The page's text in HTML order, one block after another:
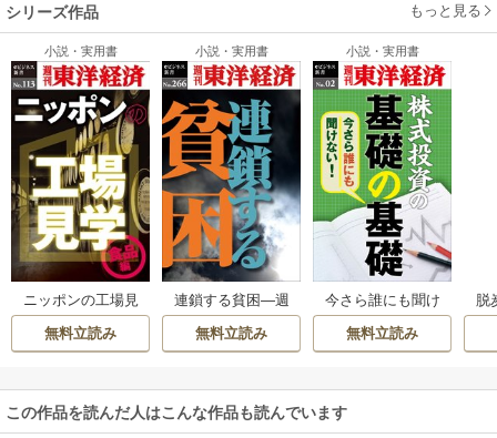
シリーズ作品 もっと見る
小説・実用書
ニッポンの工場見
学【食品編】 身近
な食品のワクワク
済eビジネス新書N
o.113
無料立読み
小説・実用書
連鎖する貧困―週
刊東洋経済eビジネ
ス新書No.266
無料立読み
小説・実用書
今さら誰にも聞け
ない株式投資の基
礎の基礎―週刊東
書No.02
無料立読み
脱
この作品を読んだ人はこんな作品も読んでいます